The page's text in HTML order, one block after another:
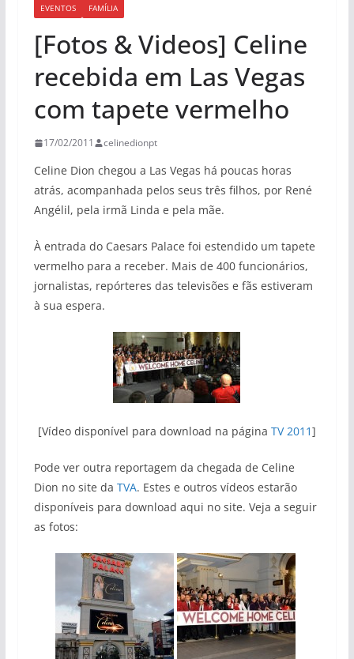
EVENTOS FAMÍLIA
[Fotos & Videos] Celine
recebida em Las Vegas
com tapete vermelho
17/02/2011 celinedionpt
Celine Dion chegou a Las Vegas há poucas horas
atrás, acompanhada pelos seus três filhos, por René
Angélil, pela irmã Linda e pela mãe.
À entrada do Caesars Palace foi estendido um tapete
vermelho para a receber. Mais de 400 funcionários,
jornalistas, repórteres das televisões e fãs estiveram
à sua espera.
[Vídeo disponível para download na página TV 2011]
Pode ver outra reportagem da chegada de Celine
Dion no site da TVA. Estes e outros vídeos estarão
disponíveis para download aqui no site. Veja a seguir
as fotos: